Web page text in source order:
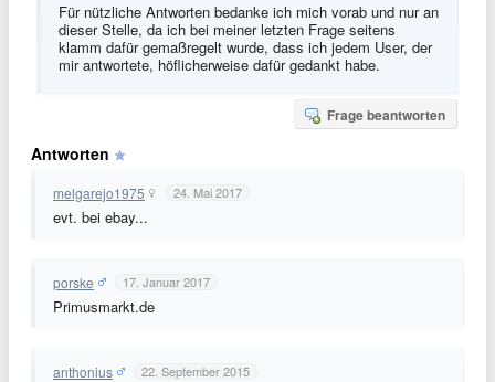
Für nützliche Antworten bedanke ich mich vorab und nur an
dieser Stelle, da ich bei meiner letzten Frage seitens
klamm dafür gemaßregelt wurde, dass ich jedem User, der
mir antwortete, höflicherweise dafür gedankt habe.
Frage beantworten
Antworten
melgarejo1975 24. Mai 2017
evt. bei ebay...
porske 17. Januar 2017
Primusmarkt.de
anthonius 22. September 2015